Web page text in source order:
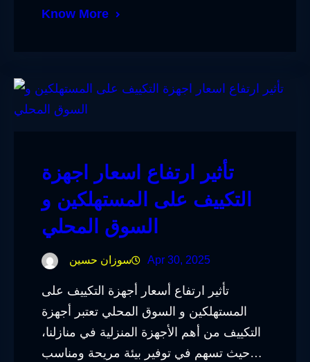
Know More
تأثير ارتفاع اسعار اجهزة
التكييف على المستهلكين و
السوق المحلي
سوزان حسين Apr 30, 2025
تأثير ارتفاع أسعار أجهزة التكييف على
المستهلكين و السوق المحلي تعتبر أجهزة
التكييف من أهم الأجهزة المنزلية في منازلنا،
حيث تسهم في توفير بيئة مريحة ومناسب…